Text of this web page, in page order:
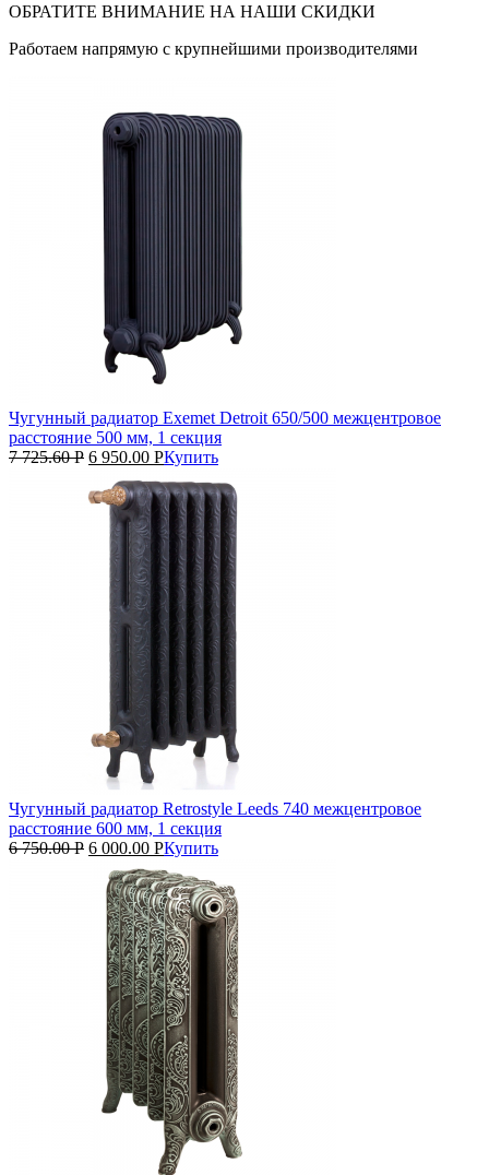
ОБРАТИТЕ ВНИМАНИЕ НА НАШИ СКИДКИ
Работаем напрямую с крупнейшими производителями
Чугунный радиатор Exemet Detroit 650/500 межцентровое
расстояние 500 мм, 1 секция
7 725.60Р 6 950.00 РКупить
Чугунный радиатор Retrostyle Leeds 740 межцентровое
расстояние 600 мм, 1 секция
6 750.00Р 6 000.00 РКупить